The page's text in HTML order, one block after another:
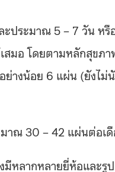
ประมาณ 5 – 7 วัน ห
สมอ โดยตามหลักสุขภ
างน้อย 6 แผ่น (ยังไม่
าณ 30 – 42 แผ่นต่อเ
มีหลากหลายยี่ห้อและรู